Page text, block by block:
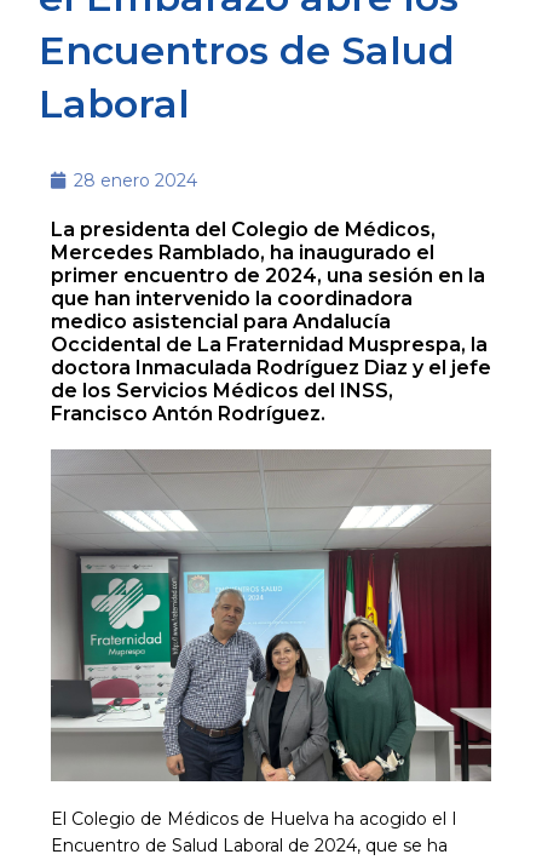
Encuentros de Salud
Laboral
28 enero 2024
La presidenta del Colegio de Médicos,
Mercedes Ramblado, ha inaugurado el
primer encuentro de 2024, una sesión en la
que han intervenido la coordinadora
medico asistencial para Andalucía
Occidental de La Fraternidad Musprespa, la
doctora Inmaculada Rodríguez Diaz y el jefe
de los Servicios Médicos del INSS,
Francisco Antón Rodríguez.
El Colegio de Médicos de Huelva ha acogido el I
Encuentro de Salud Laboral de 2024, que se ha